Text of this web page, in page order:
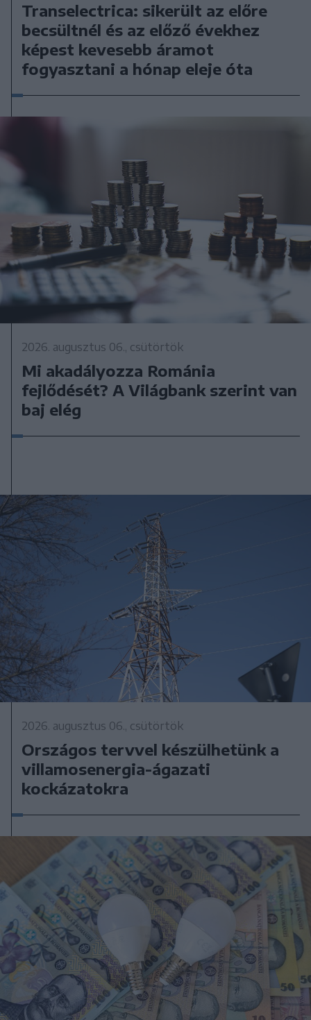
Transelectrica: sikerült az előre
becsültnél és az előző évekhez
képest kevesebb áramot
fogyasztani a hónap eleje óta
2026. augusztus 06., csütörtök
Mi akadályozza Románia
fejlődését? A Világbank szerint van
baj elég
2026. augusztus 06., csütörtök
Országos tervvel készülhetünk a
villamosenergia-ágazati
kockázatokra